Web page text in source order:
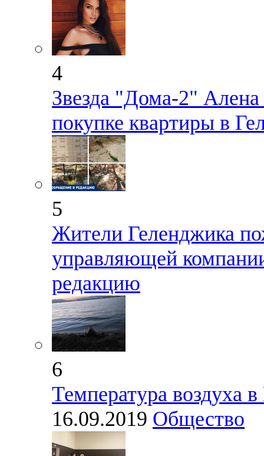
4
Звезда "Дома-2"
покупке квартиры в
5
Жители Геленджика
управляющей
редакцию
6
Температура воздуха
16.09.2019 Общество